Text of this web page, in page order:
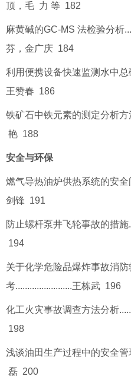
顶，毛 力 等 182
麻黄碱的GC-MS 法检验分析
芬，金广庆 184
利用便携设备快速监测水中总
王赞春 186
铁矿石中铁元素的测定分析方
艳 188
安全与环保
燃气导热油炉供热系统的安全
剑锋 191
防止螺杆泵井飞轮事故的措施
194
关于化学危险品爆炸事故消
考........................王栋武 196
化工火灾事故调查方法分析
198
浅谈油田生产过程中的安全管
磊 200